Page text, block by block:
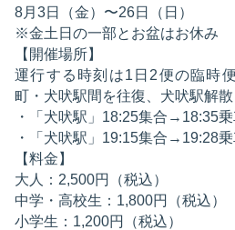
8月3日（金）〜26日（日）
※金土日の一部とお盆はお休み
【開催場所】
運行する時刻は1日2便の臨時
町・犬吠駅間を往復、犬吠駅解散
・「犬吠駅」18:25集合→18:35
・「犬吠駅」19:15集合→19:28
【料金】
大人：2,500円（税込）
中学・高校生：1,800円（税込）
小学生：1,200円（税込）